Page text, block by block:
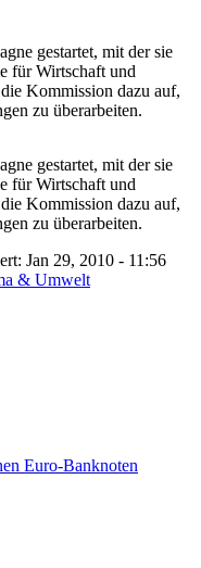
gestartet, mit der sie
für Wirtschaft und
Kommission dazu auf,
zu überarbeiten.
gestartet, mit der sie
für Wirtschaft und
Kommission dazu auf,
zu überarbeiten.
Jan 29, 2010 - 11:56
& Umwelt
Euro-Banknoten